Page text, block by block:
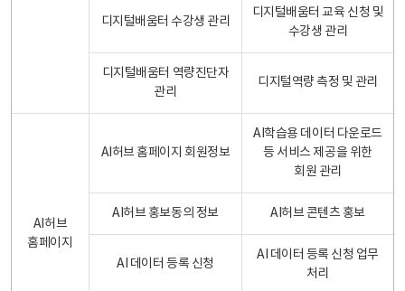
디지털배움터 수강생 관리
디지털배움터 교육 신청 및
수강생 관리
디지털배움터 역량진단자
관리
디지털역량 측정 및 관리
AI허브
홈페이지
AI허브 홈페이지 회원정보
AI학습용 데이터 다운로드
등 서비스 제공을 위한
회원 관리
AI허브 홍보동의 정보 AI허브 콘텐츠 홍보
AI 데이터 등록 신청
AI 데이터 등록 신청 업무
처리